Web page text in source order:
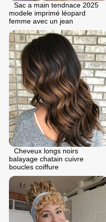
Sac a main tendnace 2025
modele imprimé léopard
femme avec un jean
Cheveux longs noirs
balayage chatain cuivre
boucles coiffure